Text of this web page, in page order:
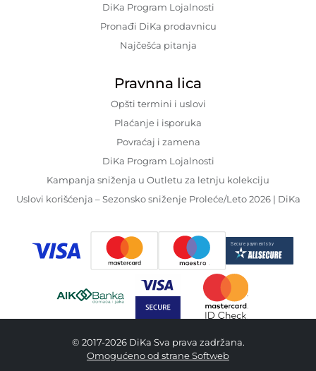
DiKa Program Lojalnosti
Pronađi DiKa prodavnicu
Najčešća pitanja
Pravnna lica
Opšti termini i uslovi
Plaćanje i isporuka
Povraćaj i zamena
DiKa Program Lojalnosti
Kampanja sniženja u Outletu za letnju kolekciju
Uslovi korišćenja – Sezonsko sniženje Proleće/Leto 2026 | DiKa
© 2017-2026 DiKa Sva prava zadržana.
Omogućeno od strane Softweb